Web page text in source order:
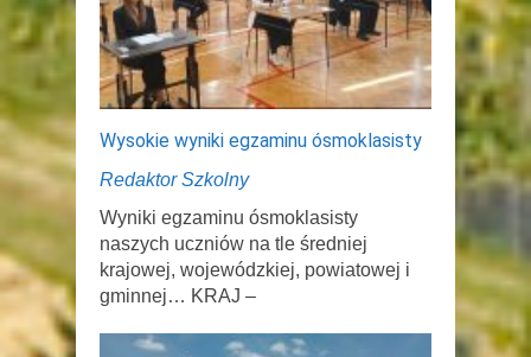
Wysokie wyniki egzaminu ósmoklasisty
Redaktor Szkolny
Wyniki egzaminu ósmoklasisty
naszych uczniów na tle średniej
krajowej, wojewódzkiej, powiatowej i
gminnej… KRAJ –